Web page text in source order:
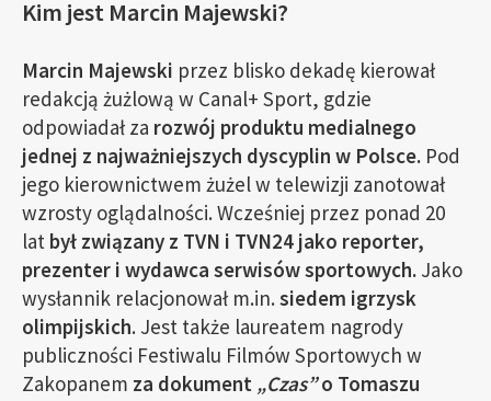
Kim jest Marcin Majewski?
Marcin Majewski przez blisko dekadę kierował
redakcją żużlową w Canal+ Sport, gdzie
odpowiadał za rozwój produktu medialnego
jednej z najważniejszych dyscyplin w Polsce. Pod
jego kierownictwem żużel w telewizji zanotował
wzrosty oglądalności. Wcześniej przez ponad 20
lat był związany z TVN i TVN24 jako reporter,
prezenter i wydawca serwisów sportowych. Jako
wysłannik relacjonował m.in. siedem igrzysk
olimpijskich. Jest także laureatem nagrody
publiczności Festiwalu Filmów Sportowych w
Zakopanem za dokument „Czas”o Tomaszu